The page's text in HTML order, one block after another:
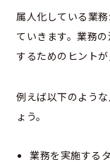
属人化している業
ていきます。業務
するためのヒントが
例えば以下のよう
ょう。
業務を実施する